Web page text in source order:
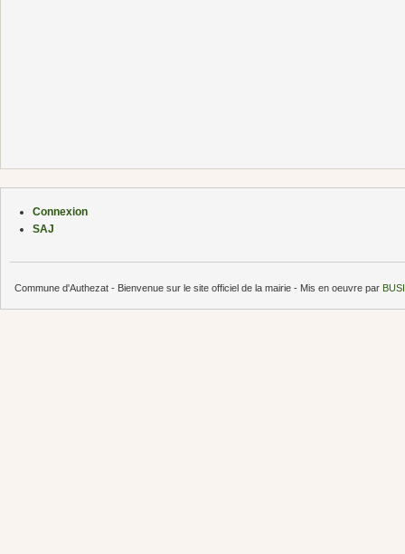
Connexion
SAJ
Commune d'Authezat - Bienvenue sur le site officiel de la mairie - Mis en oeuvre par